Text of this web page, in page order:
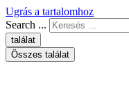
Ugrás a tartalomhoz
Search ...
találat
Összes találat